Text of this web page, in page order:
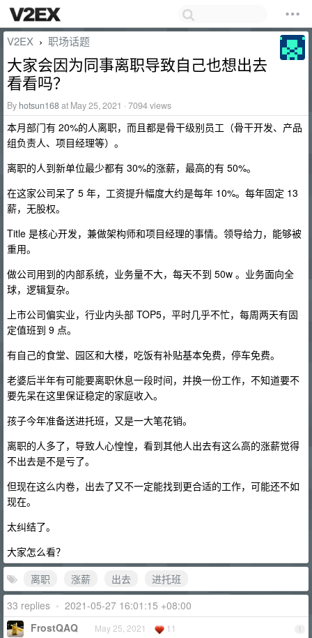
V2EX › 职场话题
大家会因为同事离职导致自己也想出去
看看吗？
By hotsun168at May 25, 2021 · 7094 views
本月部门有 20%的人离职，而且都是骨干级别员工（骨干开发、产品
组负责人、项目经理等）。
离职的人到新单位最少都有 30%的涨薪，最高的有 50%。
在这家公司呆了 5 年，工资提升幅度大约是每年 10%。每年固定 13
薪，无股权。
Title 是核心开发，兼做架构师和项目经理的事情。领导给力，能够被
重用。
做公司用到的内部系统，业务量不大，每天不到 50w 。业务面向全
球，逻辑复杂。
上市公司偏实业，行业内头部 TOP5，平时几乎不忙，每周两天有固
定值班到 9 点。
有自己的食堂、园区和大楼，吃饭有补贴基本免费，停车免费。
老婆后半年有可能要离职休息一段时间，并换一份工作，不知道要不
要先呆在这里保证稳定的家庭收入。
孩子今年准备送进托班，又是一大笔花销。
离职的人多了，导致人心惶惶，看到其他人出去有这么高的涨薪觉得
不出去是不是亏了。
但现在这么内卷，出去了又不一定能找到更合适的工作，可能还不如
现在。
太纠结了。
大家怎么看？
离职
涨薪 出去
进托班
33 replies • 2021-05-27 16:01:15 +08:00
1
FrostQAQ May 25, 2021 11